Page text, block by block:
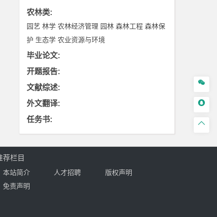
农林类:
园艺 林学 农林经济管理 园林 森林工程 森林保
护 生态学 农业资源与环境
毕业论文:
开题报告:
文献综述:
外文翻译:
任务书:



荐栏目
本站简介 人才招聘
版权声明
免责声明